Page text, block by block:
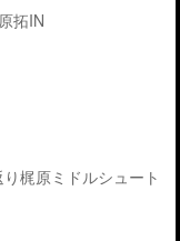
IN
ミドルシュート